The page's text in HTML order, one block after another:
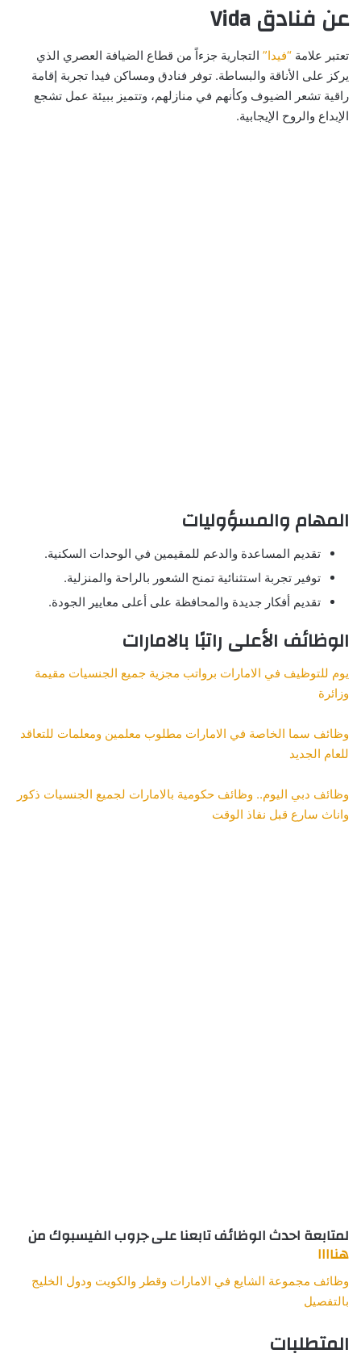
عن فنادق Vida
تعتبر علامة “فيدا” التجارية جزءاً من قطاع الضيافة العصري الذي
يركز على الأناقة والبساطة. توفر فنادق ومساكن فيدا تجربة إقامة
راقية تشعر الضيوف وكأنهم في منازلهم، وتتميز ببيئة عمل تشجع
الإبداع والروح الإيجابية.
المهام والمسؤوليات
تقديم المساعدة والدعم للمقيمين في الوحدات السكنية.
توفير تجربة استثنائية تمنح الشعور بالراحة والمنزلية.
تقديم أفكار جديدة والمحافظة على أعلى معايير الجودة.
الوظائف الأعلى راتبًا بالامارات
يوم للتوظيف في الامارات برواتب مجزية جميع الجنسيات مقيمة
وزائرة
وظائف سما الخاصة في الامارات مطلوب معلمين ومعلمات للتعاقد
للعام الجديد
وظائف دبي اليوم.. وظائف حكومية بالامارات لجميع الجنسيات ذكور
واناث سارع قبل نفاذ الوقت
لمتابعة احدث الوظائف تابعنا على جروب الفيسبوك من
هناااا
وظائف مجموعة الشايع في الامارات وقطر والكويت ودول الخليج
بالتفصيل
المتطلبات